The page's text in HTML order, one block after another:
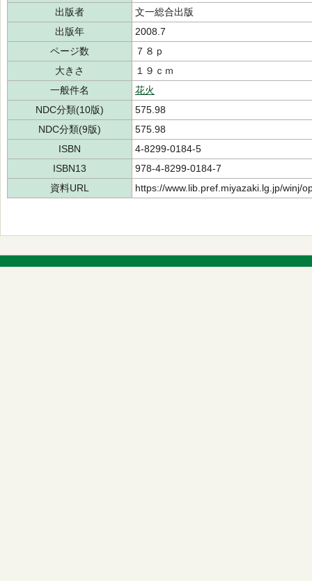
出版者
文一総合出版
出版年
2008.7
ページ数
７８ｐ
大きさ
１９ｃｍ
一般件名
花火
NDC分類(10版)
575.98
NDC分類(9版)
575.98
ISBN
4-8299-0184-5
ISBN13
978-4-8299-0184-7
資料URL
https://www.lib.pref.miyazaki.lg.jp/winj/